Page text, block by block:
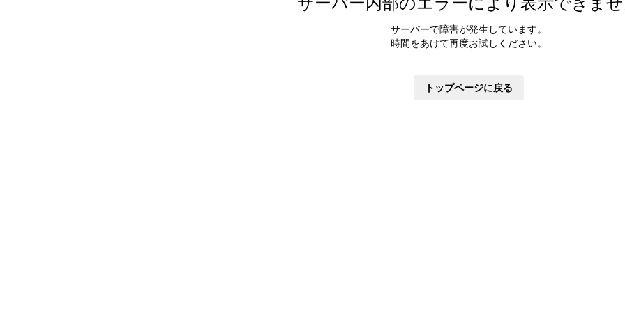
サーバーで障害が発生しています。
時間をあけて再度お試しください。
トップページに戻る